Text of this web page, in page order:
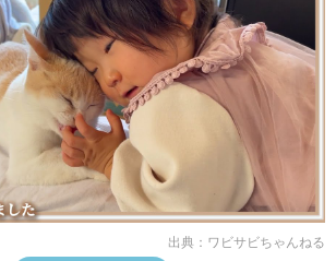
出典： ワビサビちゃんねる